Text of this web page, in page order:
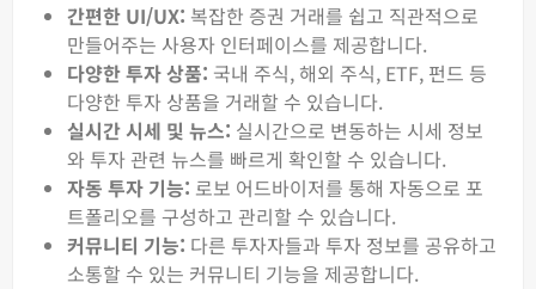
간편한 UI/UX: 복잡한 증권 거래를 쉽고 직관적으로
만들어주는 사용자 인터페이스를 제공합니다.
다양한 투자 상품: 국내 주식, 해외 주식, ETF, 펀드 등
다양한 투자 상품을 거래할 수 있습니다.
실시간 시세 및 뉴스: 실시간으로 변동하는 시세 정보
와 투자 관련 뉴스를 빠르게 확인할 수 있습니다.
자동 투자 기능: 로보 어드바이저를 통해 자동으로 포
트폴리오를 구성하고 관리할 수 있습니다.
커뮤니티 기능: 다른 투자자들과 투자 정보를 공유하고
소통할 수 있는 커뮤니티 기능을 제공합니다.